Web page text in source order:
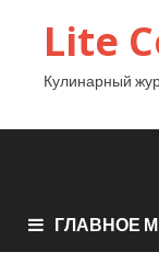
Lite
Кулинарный
ГЛАВНОЕ